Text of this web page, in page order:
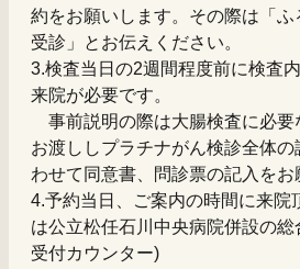
約をお願いします。その際は「
受診」とお伝えください。
3.検査当日の2週間程度前に検査
来院が必要です。
事前説明の際は大腸検査に必要
お渡ししプラチナがん検診全体の
わせて同意書、問診票の記入をお
4.予約当日、ご案内の時間に来院
は公立松任石川中央病院併設の総
受付カウンター)